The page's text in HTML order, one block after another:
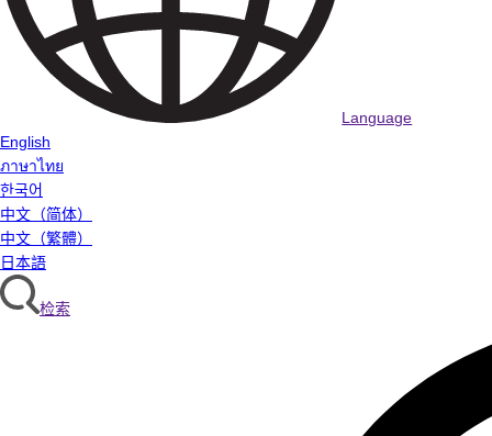
Language
English
ภาษาไทย
한국어
中文（简体）
中文（繁體）
日本語
检索